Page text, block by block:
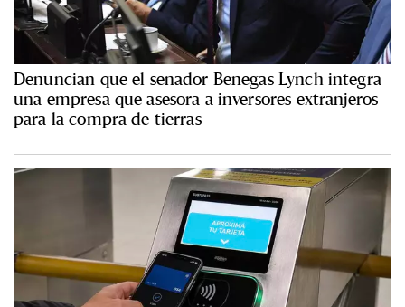
Denuncian que el senador Benegas Lynch integra
una empresa que asesora a inversores extranjeros
para la compra de tierras